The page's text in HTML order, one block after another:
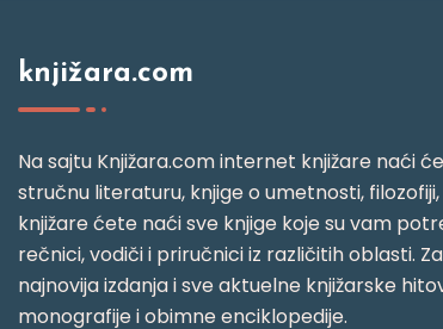
knjižara.com
Na sajtu Knjižara.com internet knjižare naći
stručnu literaturu, knjige o umetnosti,
knjižare ćete naći sve knjige koje su vam
rečnici, vodiči i priručnici iz različitih oblasti.
najnovija izdanja i sve aktuelne knjižarske
monografije i obimne enciklopedije.